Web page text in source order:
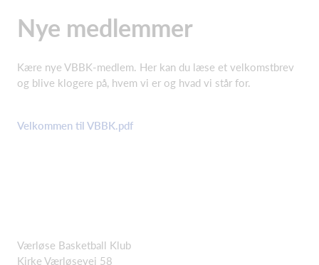
Nye medlemmer
Kære nye VBBK-medlem. Her kan du læse et velkomstbrev
og blive klogere på, hvem vi er og hvad vi står for.
Velkommen til VBBK.pdf
Værløse Basketball Klub
Kirke Værløsevej 58